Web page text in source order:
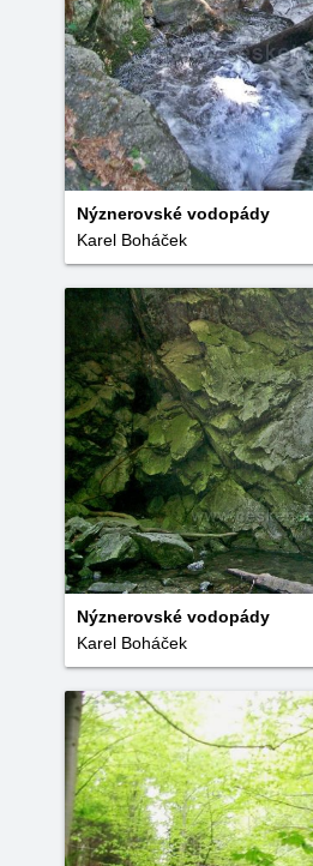
Nýznerovské vodopády
Karel Boháček
Nýznerovské vodopády
Karel Boháček